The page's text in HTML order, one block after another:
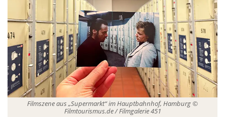
Filmszene aus „Supermarkt“ im Hauptbahnhof, Hamburg ©
Filmtourismus.de / Filmgalerie 451